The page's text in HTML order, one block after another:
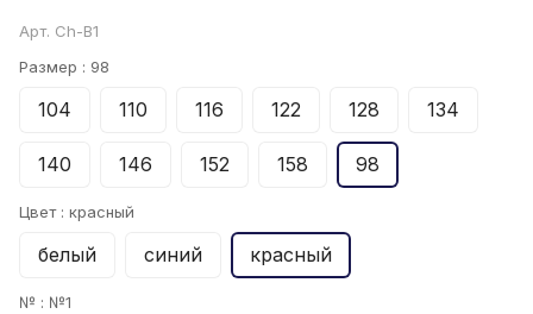
Арт. Ch-B1
Размер : 98
104 110 116 122 128 134
140 146 152 158 98
Цвет : красный
белый синий красный
№ : №1